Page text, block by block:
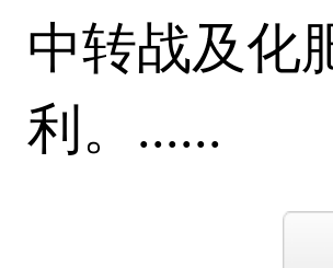
中转战及化
利。......